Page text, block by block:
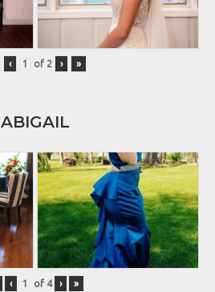
‹ of 2 › »
ABIGAIL
‹ of 4 › »